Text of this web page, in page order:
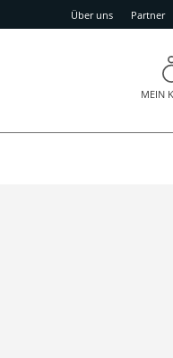
Über uns Partner
MEIN